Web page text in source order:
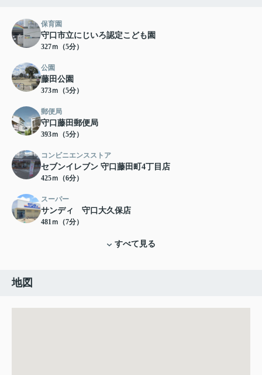
保育園
守口市立にじいろ認定こども園
327ｍ（5分）
公園
藤田公園
373ｍ（5分）
郵便局
守口藤田郵便局
393ｍ（5分）
コンビニエンスストア
セブンイレブン 守口藤田町4丁目店
425ｍ（6分）
スーパー
サンディ 守口大久保店
481ｍ（7分）
すべて見る
地図